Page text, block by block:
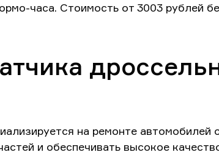
часа. Стоимость от 3003 рублей
на ремонте
и обеспечивать высокое